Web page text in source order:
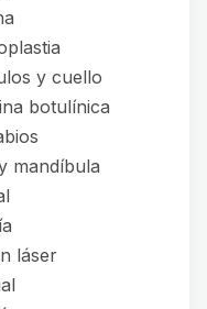
y cuello
botulínica
mandíbula
láser